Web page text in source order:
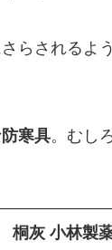
らされるよ
寒具。むし
桐灰 小林製